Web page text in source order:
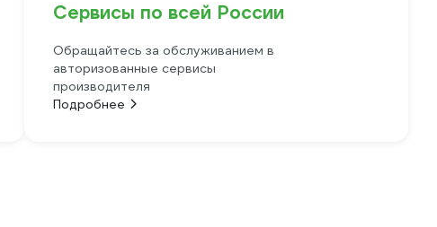
Сервисы по всей России
Обращайтесь за обслуживанием в
авторизованные сервисы
производителя
Подробнее